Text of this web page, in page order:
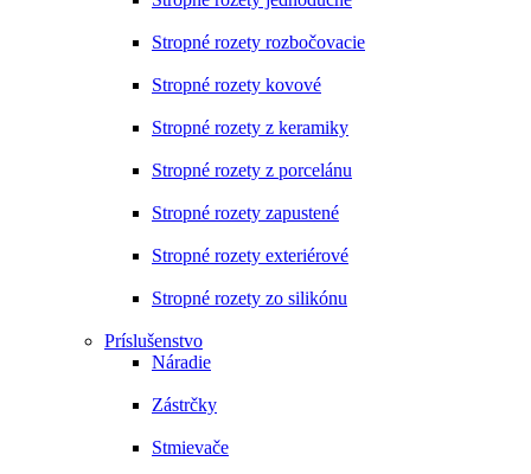
Stropné rozety rozbočovacie
Stropné rozety kovové
Stropné rozety z keramiky
Stropné rozety z porcelánu
Stropné rozety zapustené
Stropné rozety exteriérové
Stropné rozety zo silikónu
Príslušenstvo
Náradie
Zástrčky
Stmievače